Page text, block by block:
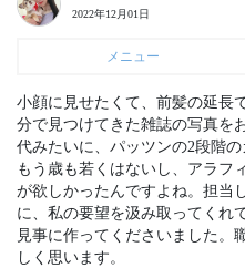
2022年12月01日
メニュー
小顔に見せたくて、前髪の延長
分で見つけてきた雑誌の写真を
代みたいに、パッツンの2段階
もう歳も若くはないし、アラフ
が欲しかったんですよね。担当
に、私の要望を汲み取ってくれ
見事に作ってくださいました。
しく思います。